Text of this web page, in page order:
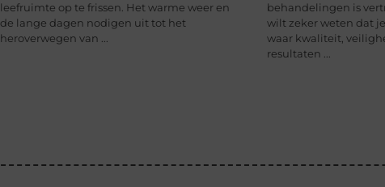
leefruimte op te frissen. Het warme weer en
de lange dagen nodigen uit tot het
heroverwegen van ...
behandelingen is
wilt zeker weten dat
waar kwaliteit,
resultaten ...